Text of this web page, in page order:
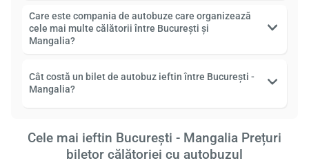
Care este compania de autobuze care organizează
cele mai multe călătorii între București și
Mangalia?
Cât costă un bilet de autobuz ieftin între București -
Mangalia?
Cele mai ieftin București - Mangalia Prețuri
biletor călătoriei cu autobuzul